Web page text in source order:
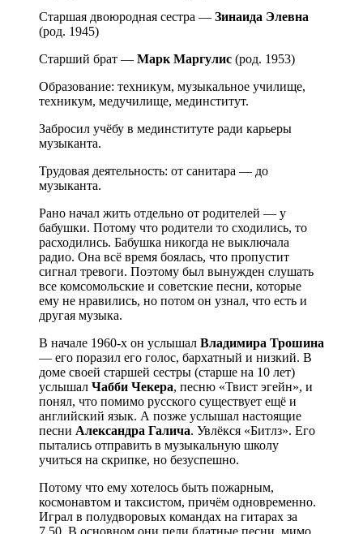
Старшая двоюродная сестра — Зинаида Элевна
(род. 1945)
Старший брат — Марк Маргулис (род. 1953)
Образование: техникум, музыкальное училище,
техникум, медучилище, мединститут.
Забросил учёбу в мединституте ради карьеры
музыканта.
Трудовая деятельность: от санитара — до
музыканта.
Рано начал жить отдельно от родителей — у
бабушки. Потому что родители то сходились, то
расходились. Бабушка никогда не выключала
радио. Она всё время боялась, что пропустит
сигнал тревоги. Поэтому был вынужден слушать
все комсомольские и советские песни, которые
ему не нравились, но потом он узнал, что есть и
другая музыка.
В начале 1960-х он услышал Владимира Трошина
— его поразил его голос, бархатный и низкий. В
доме своей старшей сестры (старше на 10 лет)
услышал Чабби Чекера, песню «Твист эгейн», и
понял, что помимо русского существует ещё и
английский язык. А позже услышал настоящие
песни Александра Галича. Увлёкся «Битлз». Его
пытались отправить в музыкальную школу
учиться на скрипке, но безуспешно.
Потому что ему хотелось быть пожарным,
космонавтом и таксистом, причём одновременно.
Играл в полудворовых командах на гитарах за
7.50. В основном они пели блатные песни, мимо